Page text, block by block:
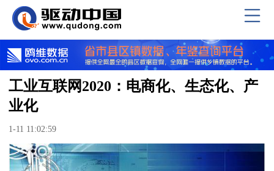
工业互联网2020：电商化、生态化、产
业化
1-11 11:02:59